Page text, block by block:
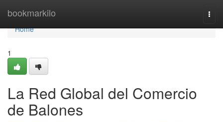
bookmarkilo
Home
Home
1
La Red Global del Comercio
de Balones